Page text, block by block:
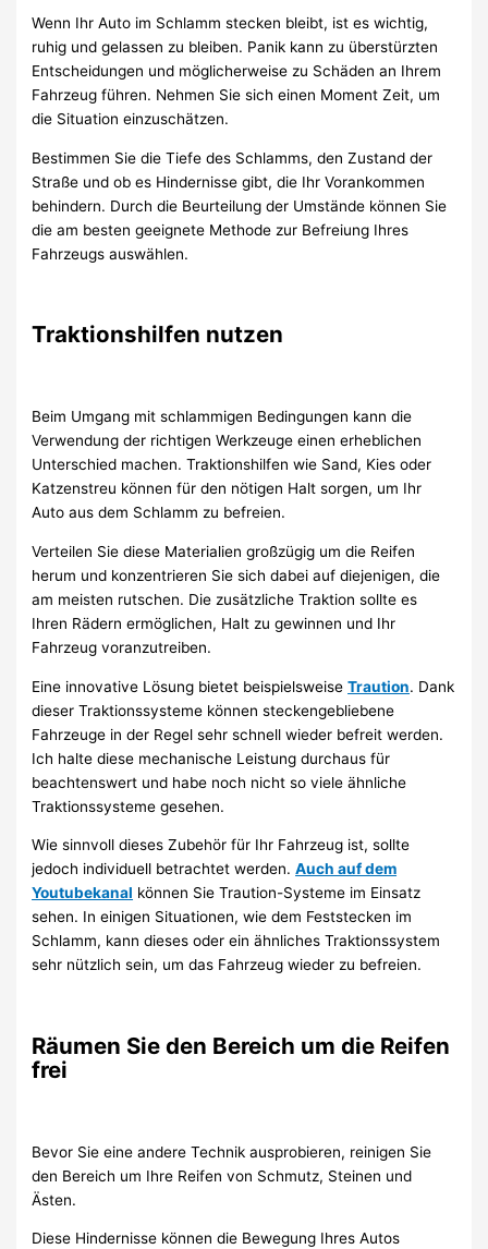
Wenn Ihr Auto im Schlamm stecken bleibt, ist es wichtig,
ruhig und gelassen zu bleiben. Panik kann zu überstürzten
Entscheidungen und möglicherweise zu Schäden an Ihrem
Fahrzeug führen. Nehmen Sie sich einen Moment Zeit, um
die Situation einzuschätzen.
Bestimmen Sie die Tiefe des Schlamms, den Zustand der
Straße und ob es Hindernisse gibt, die Ihr Vorankommen
behindern. Durch die Beurteilung der Umstände können Sie
die am besten geeignete Methode zur Befreiung Ihres
Fahrzeugs auswählen.
Traktionshilfen nutzen
Beim Umgang mit schlammigen Bedingungen kann die
Verwendung der richtigen Werkzeuge einen erheblichen
Unterschied machen. Traktionshilfen wie Sand, Kies oder
Katzenstreu können für den nötigen Halt sorgen, um Ihr
Auto aus dem Schlamm zu befreien.
Verteilen Sie diese Materialien großzügig um die Reifen
herum und konzentrieren Sie sich dabei auf diejenigen, die
am meisten rutschen. Die zusätzliche Traktion sollte es
Ihren Rädern ermöglichen, Halt zu gewinnen und Ihr
Fahrzeug voranzutreiben.
Eine innovative Lösung bietet beispielsweiseTraution. Dank
dieser Traktionssysteme können steckengebliebene
Fahrzeuge in der Regel sehr schnell wieder befreit werden.
Ich halte diese mechanische Leistung durchaus für
beachtenswert und habe noch nicht so viele ähnliche
Traktionssysteme gesehen.
Wie sinnvoll dieses Zubehör für Ihr Fahrzeug ist, sollte
jedoch individuell betrachtet werden.Auch auf dem
Youtubekanal können Sie Traution-Systeme im Einsatz
sehen. In einigen Situationen, wie dem Feststecken im
Schlamm, kann dieses oder ein ähnliches Traktionssystem
sehr nützlich sein, um das Fahrzeug wieder zu befreien.
Räumen Sie den Bereich um die Reifen
frei
Bevor Sie eine andere Technik ausprobieren, reinigen Sie
den Bereich um Ihre Reifen von Schmutz, Steinen und
Ästen.
Diese Hindernisse können die Bewegung Ihres Autos